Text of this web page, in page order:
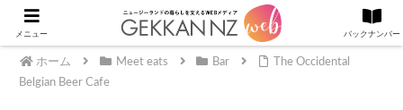
ホーム Meet eats Bar
The Occidental
Belgian Beer Cafe
メニュー バックナンバー